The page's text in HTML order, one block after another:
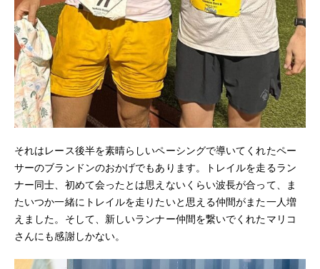
それはレース後半を素晴らしいペーシングで導いてくれたペー
サーのブランドンのおかげでもあります。トレイルを走るラン
ナー同士、初めて会ったとは思えないくらい波長が合って、ま
たいつか一緒にトレイルを走りたいと思える仲間がまた一人増
えました。そして、新しいランナー仲間を繋いでくれたマリコ
さんにも感謝しかない。